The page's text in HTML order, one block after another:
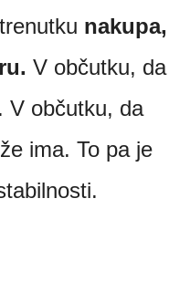
nakupa,
V občutku, da
V občutku, da
ima. To pa je